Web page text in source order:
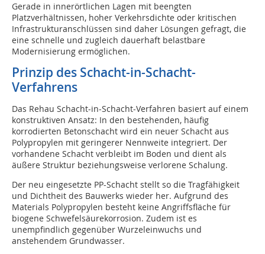
Gerade in innerörtlichen Lagen mit beengten
Platzverhältnissen, hoher Verkehrsdichte oder kritischen
Infrastrukturanschlüssen sind daher Lösungen gefragt, die
eine schnelle und zugleich dauerhaft belastbare
Modernisierung ermöglichen.
Prinzip des Schacht-in-Schacht-
Verfahrens
Das Rehau Schacht-in-Schacht-Verfahren basiert auf einem
konstruktiven Ansatz: In den bestehenden, häufig
korrodierten Betonschacht wird ein neuer Schacht aus
Polypropylen mit geringerer Nennweite integriert. Der
vorhandene Schacht verbleibt im Boden und dient als
äußere Struktur beziehungsweise verlorene Schalung.
Der neu eingesetzte PP-Schacht stellt so die Tragfähigkeit
und Dichtheit des Bauwerks wieder her. Aufgrund des
Materials Polypropylen besteht keine Angriffsfläche für
biogene Schwefelsäurekorrosion. Zudem ist es
unempfindlich gegenüber Wurzeleinwuchs und
anstehendem Grundwasser.